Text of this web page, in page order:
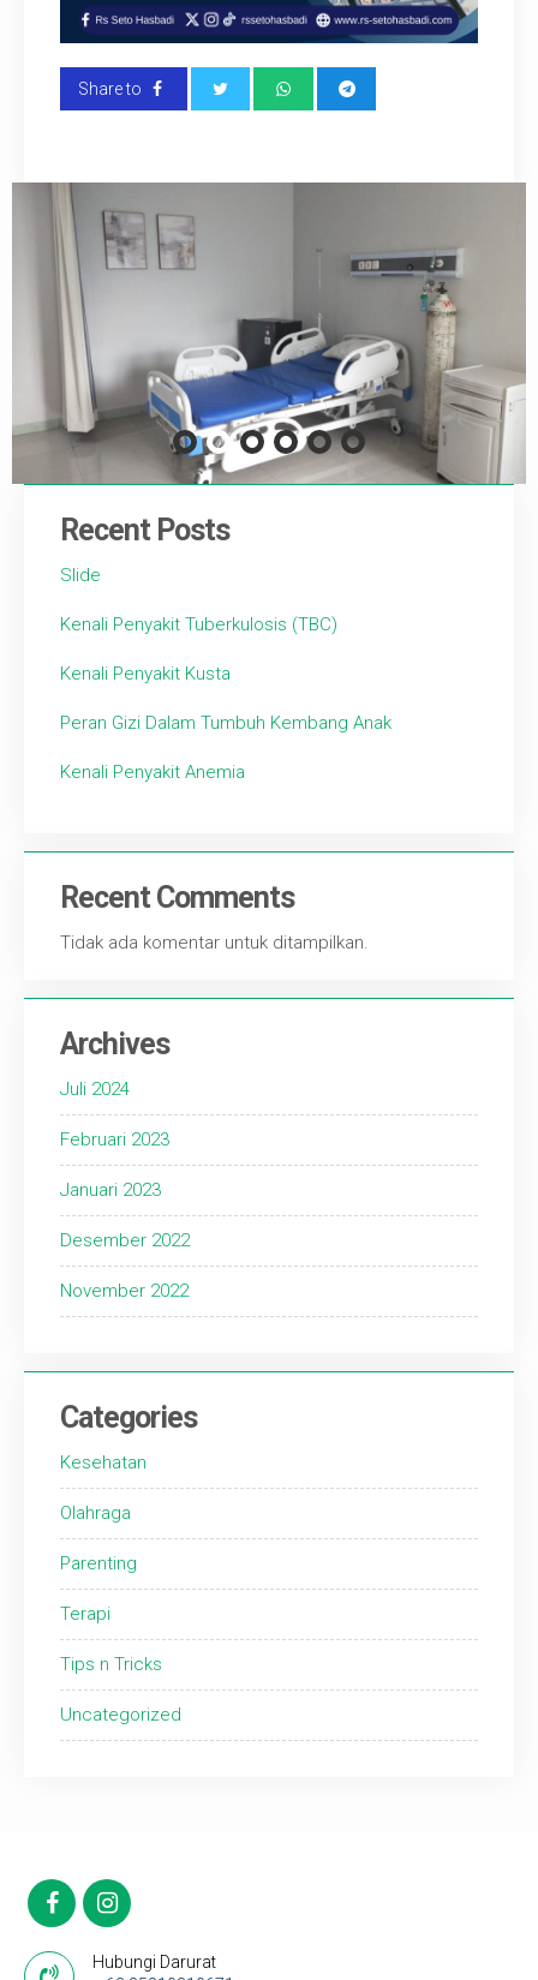
Share to
Recent Posts
Slide
Kenali Penyakit Tuberkulosis (TBC)
Kenali Penyakit Kusta
Peran Gizi Dalam Tumbuh Kembang Anak
Kenali Penyakit Anemia
Recent Comments
Tidak ada komentar untuk ditampilkan.
Archives
Juli 2024
Februari 2023
Januari 2023
Desember 2022
November 2022
Categories
Kesehatan
Olahraga
Parenting
Terapi
Tips n Tricks
Uncategorized
Hubungi Darurat